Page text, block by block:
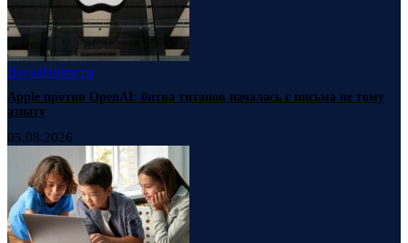
НаукаНовости
Apple против OpenAI: битва титанов началась с письма не тому
азиату
05.08.2026